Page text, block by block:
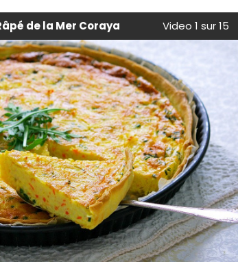
de la Mer Coraya Video 1 sur 15